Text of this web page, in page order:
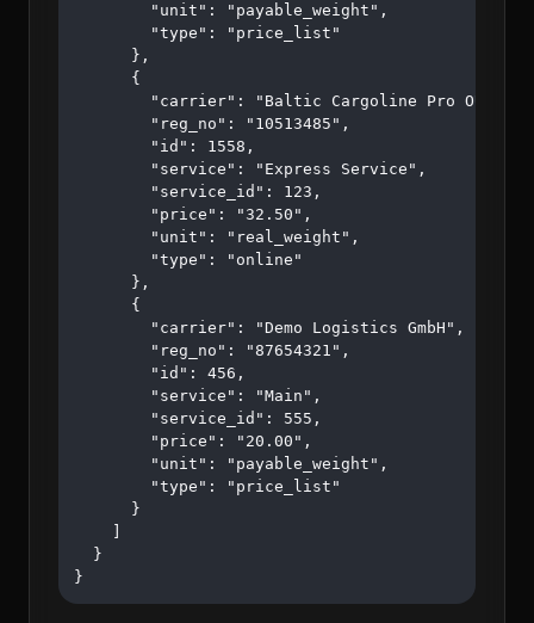
        "unit": "payable_weight",
        "type": "price_list"
      },
      {
        "carrier": "Baltic Cargoline Pro OÜ",
        "reg_no": "10513485",
        "id": 1558,
        "service": "Express Service",
        "service_id": 123,
        "price": "32.50",
        "unit": "real_weight",
        "type": "online"
      },
      {
        "carrier": "Demo Logistics GmbH",
        "reg_no": "87654321",
        "id": 456,
        "service": "Main",
        "service_id": 555,
        "price": "20.00",
        "unit": "payable_weight",
        "type": "price_list"
      }
  }
}